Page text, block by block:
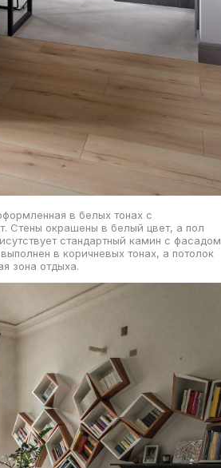
в белых тонах с
Стены окрашены в белый цвет, а пол
стандартный камин с фасадом
в коричневых тонах, а потолок
зона отдыха.